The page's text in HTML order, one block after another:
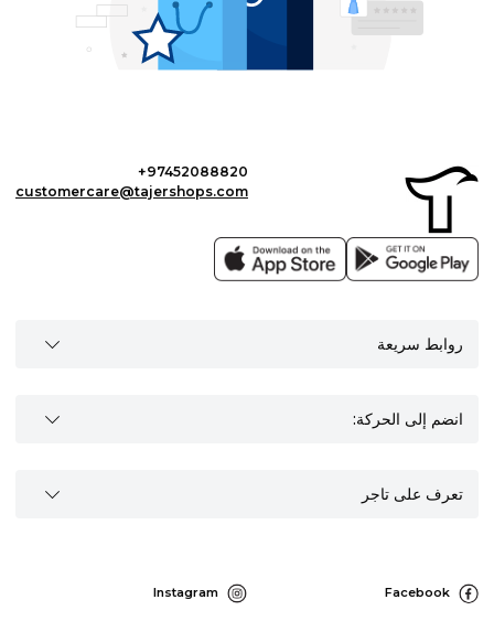
+97452088820
customercare@tajershops.com
روابط سريعة
انضم إلى الحركة:
تعرف على تاجر
Facebook
Instagram